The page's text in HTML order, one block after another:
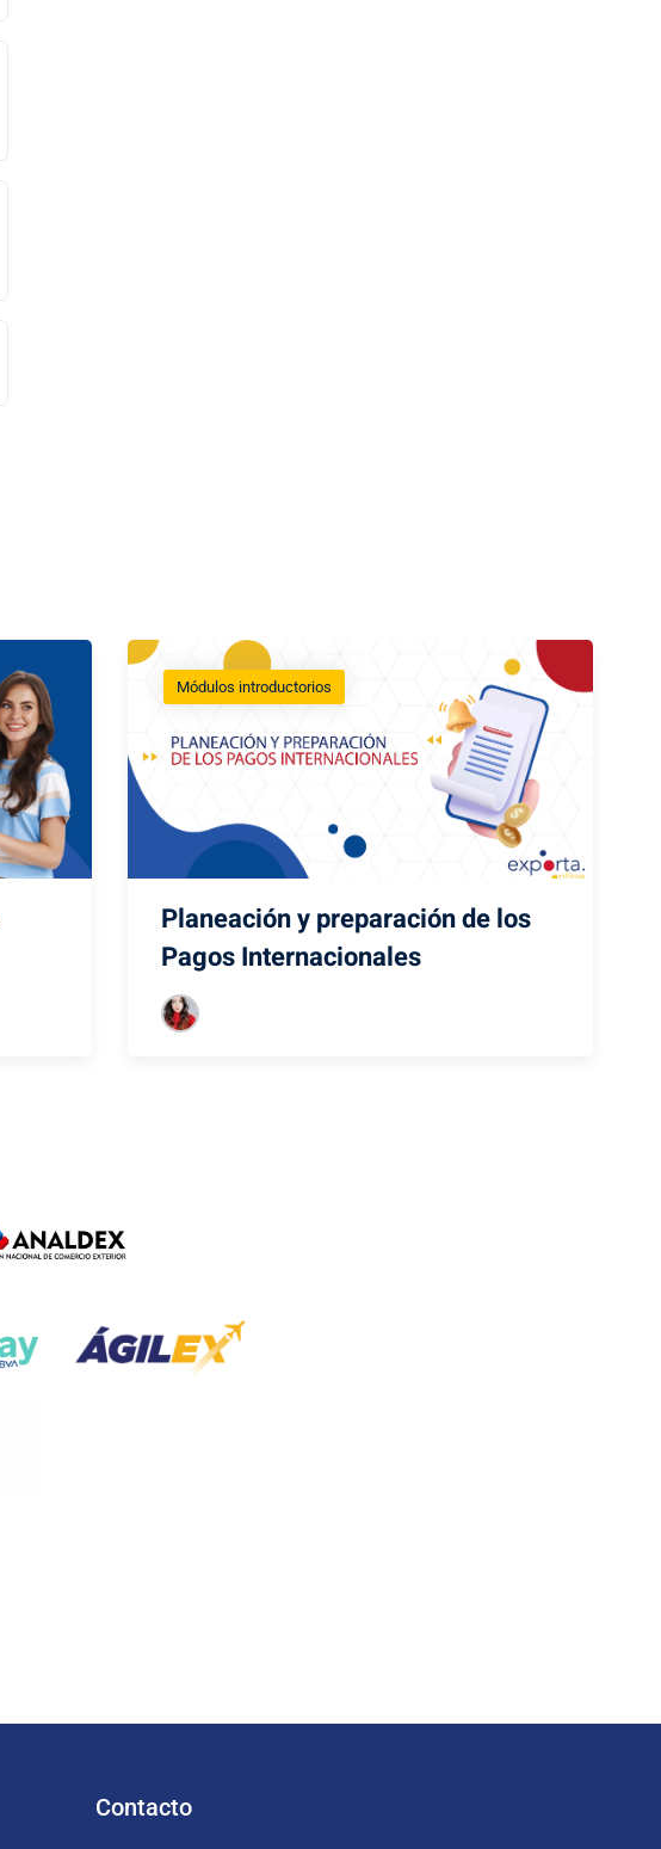
Módulos introductorios
Planeación y preparación de los
Pagos Internacionales
Contacto